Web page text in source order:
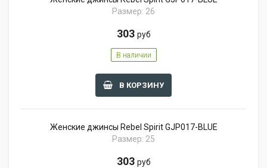
Размер: 26
303 руб
В наличии
В КОРЗИНУ
Женские джинсы Rebel Spirit GJP017-BLUE
Размер: 25
303 руб